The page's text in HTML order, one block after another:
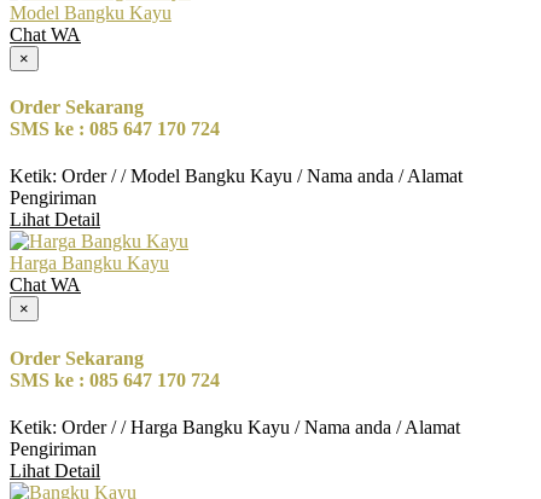
Model Bangku Kayu
Chat WA
×
Order Sekarang
SMS ke : 085 647 170 724
Ketik: Order / / Model Bangku Kayu / Nama anda / Alamat
Pengiriman
Lihat Detail
Harga Bangku Kayu
Chat WA
×
Order Sekarang
SMS ke : 085 647 170 724
Ketik: Order / / Harga Bangku Kayu / Nama anda / Alamat
Pengiriman
Lihat Detail